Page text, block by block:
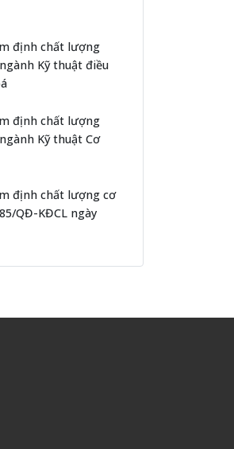
định chất lượng
Kỹ thuật điều
định chất lượng
Kỹ thuật Cơ
định chất lượng cơ
QĐ-KĐCL ngày